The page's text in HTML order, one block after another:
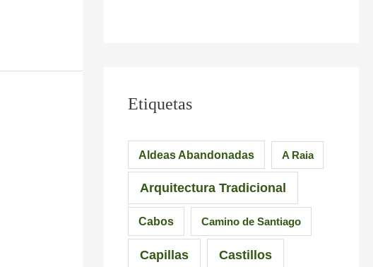
Etiquetas
Aldeas Abandonadas A Raia
Arquitectura Tradicional
Cabos Camino de Santiago
Capillas Castillos